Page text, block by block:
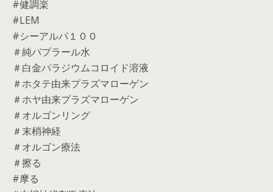
#健調楽
#LEM
#シーアルパ１００
＃純パプラール水
＃白金パラジウムコロイド溶液
＃ホタテ由来プラズマローゲン
＃ホヤ由来プラズマローゲン
＃オルゴンリング
＃末梢神経
＃オルゴン療法
＃擦る
#摩る